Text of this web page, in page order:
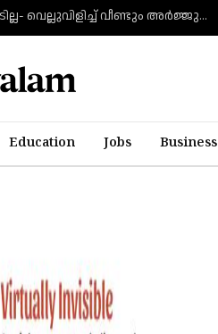
മുട്ടിന് വെടിവെച്ചാലും മുട്ടുകുത്തില്ല, ചത്താലും ഭയപ്പാടില്ല- വെല്ലുവിളിച്ച് വീണ്ടും അർജ്ജുൻ ആയങ്കി
Education Jobs Business